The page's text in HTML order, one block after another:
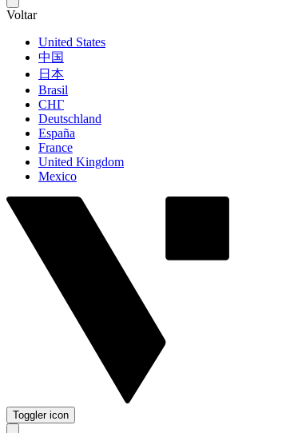
Voltar
United States
中国
日本
Brasil
СНГ
Deutschland
España
France
United Kingdom
Mexico
Toggler icon